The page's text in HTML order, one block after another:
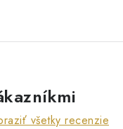
všetky recenzie